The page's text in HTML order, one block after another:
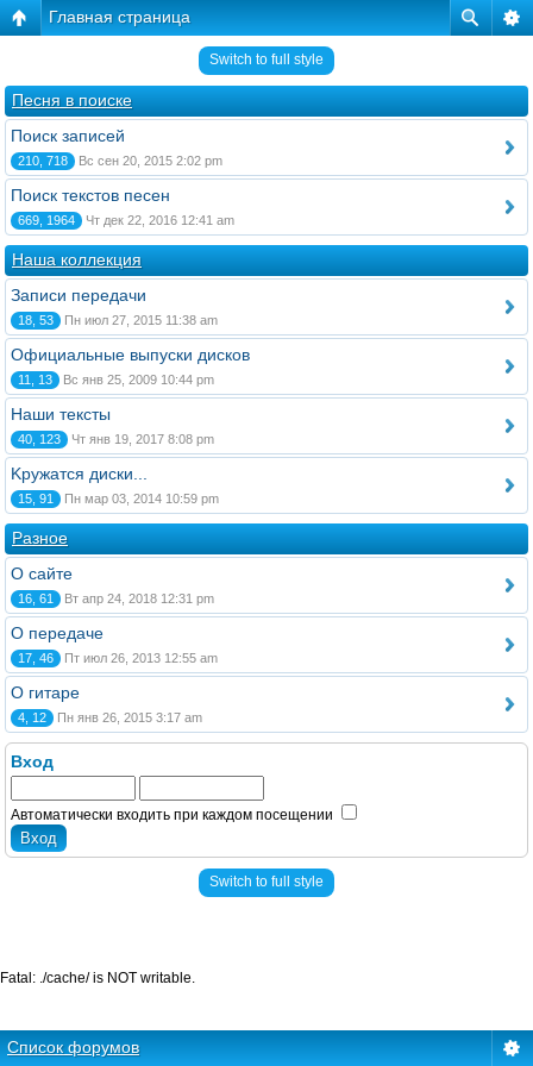
Главная страница
Switch to full style
Песня в поиске
Поиск записей
210, 718 Вс сен 20, 2015 2:02 pm
Поиск текстов песен
669, 1964 Чт дек 22, 2016 12:41 am
Наша коллекция
Записи передачи
18, 53 Пн июл 27, 2015 11:38 am
Официальные выпуски дисков
11, 13 Вс янв 25, 2009 10:44 pm
Наши тексты
40, 123 Чт янв 19, 2017 8:08 pm
Kружатся диски...
15, 91 Пн мар 03, 2014 10:59 pm
Разное
О сайте
16, 61 Вт апр 24, 2018 12:31 pm
О передаче
17, 46 Пт июл 26, 2013 12:55 am
О гитаре
4, 12 Пн янв 26, 2015 3:17 am
Вход
Автоматически входить при каждом посещении
Switch to full style
Список форумов
Fatal: ./cache/ is NOT writable.